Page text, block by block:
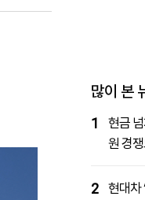
많이 본
1
현금
원 경
2 현대차